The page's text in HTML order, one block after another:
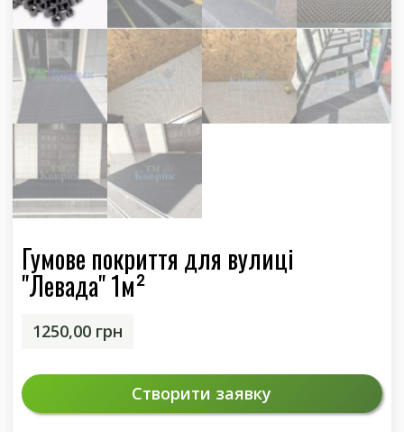
Гумове покриття для вулиці
"Левада" 1м²
1250,00 грн
Створити заявку